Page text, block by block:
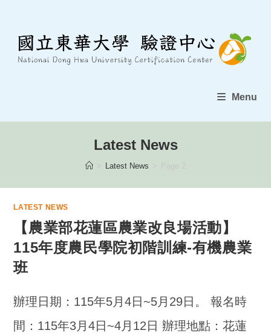
content
Menu
Latest News
Latest News
LATEST NEWS
【農業部花蓮區農業改良場活動】
115年度農民學院初階訓練-有機農業
班
辦理日期：115年5月4日~5月29日。 報名時
間：115年3月4日~4月12日 辦理地點：花蓮